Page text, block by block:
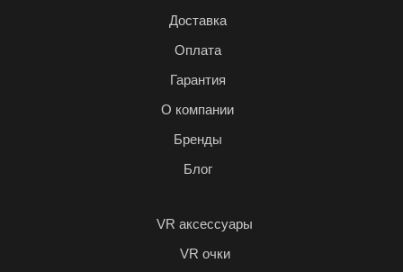
Доставка
Оплата
Гарантия
О компании
Бренды
Блог
VR аксессуары
VR очки